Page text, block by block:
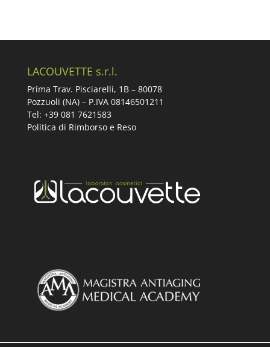
LACOUVETTE s.r.l.
Prima Trav. Pisciarelli, 1B – 80078
Pozzuoli (NA) – P.IVA 08146501211
Tel: +39 081 7621583
Politica di Rimborso e Reso